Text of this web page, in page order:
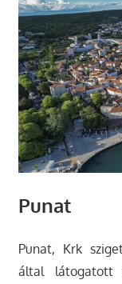
Punat
Punat, Krk
által látogatott